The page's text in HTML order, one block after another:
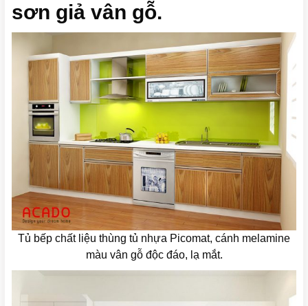
sơn giả vân gỗ.
Tủ bếp chất liệu thùng tủ nhựa Picomat, cánh melamine
màu vân gỗ độc đáo, lạ mắt.